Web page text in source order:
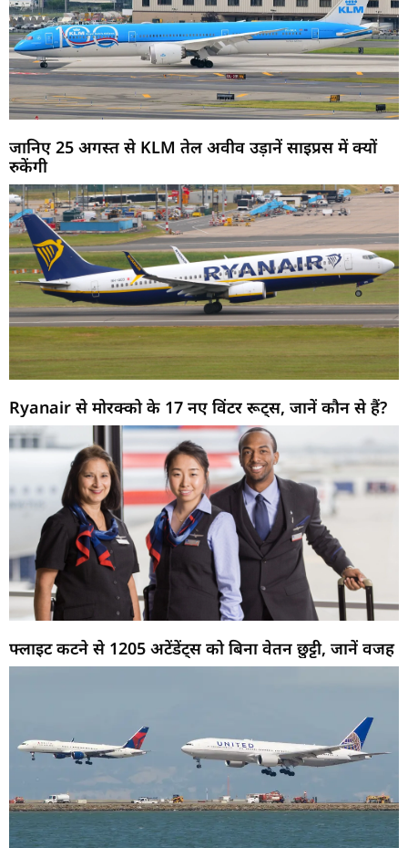
जानिए 25 अगस्त से KLM तेल अवीव उड़ानें साइप्रस में क्यों
रुकेंगी
Ryanair से मोरक्को के 17 नए विंटर रूट्स, जानें कौन से हैं?
फ्लाइट कटने से 1205 अटेंडेंट्स को बिना वेतन छुट्टी, जानें वजह